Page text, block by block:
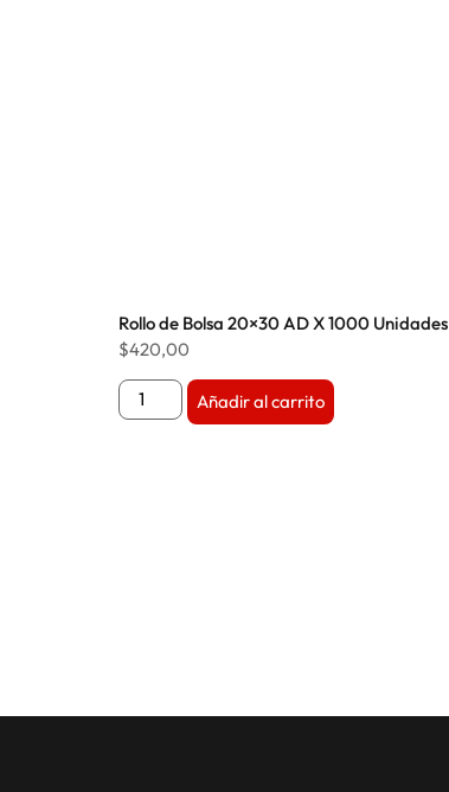
Rollo de Bolsa 20×30 AD X 1000 Unidades
$420,00
Añadir al carrito